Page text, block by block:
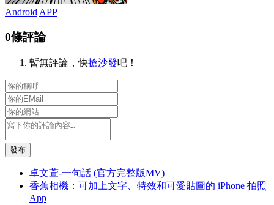
AndroidAPP
0條評論
暫無評論，快搶沙發吧！
發布
卓文萱-一句話 (官方完整版MV)
香蕉相機：可加上文字、特效和可愛貼圖的 iPhone 拍照
App